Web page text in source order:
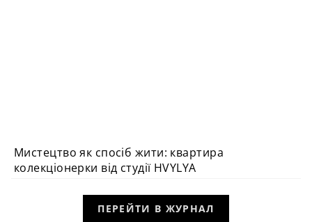
ВИБІР РЕДАКЦІЇ
Мистецтво як спосіб жити: квартира
колекціонерки від студії HVYLYA
ПЕРЕЙТИ В ЖУРНАЛ